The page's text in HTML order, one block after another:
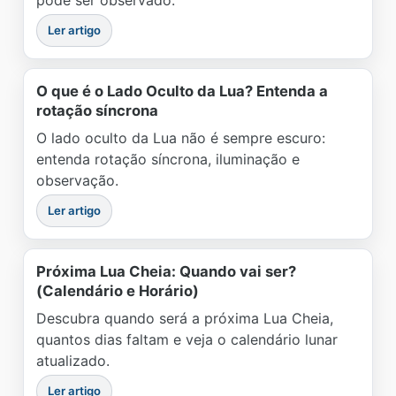
Ler artigo
O que é o Lado Oculto da Lua? Entenda a
rotação síncrona
O lado oculto da Lua não é sempre escuro:
entenda rotação síncrona, iluminação e
observação.
Ler artigo
Próxima Lua Cheia: Quando vai ser?
(Calendário e Horário)
Descubra quando será a próxima Lua Cheia,
quantos dias faltam e veja o calendário lunar
atualizado.
Ler artigo